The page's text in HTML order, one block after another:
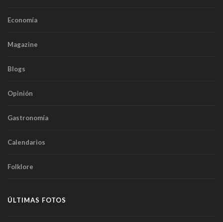
Economía
Magazine
Blogs
Opinión
Gastronomía
Calendarios
Folklore
ÚLTIMAS FOTOS